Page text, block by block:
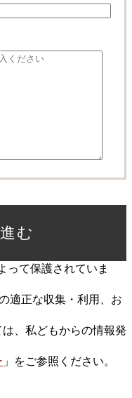
って保護されていま
適正な収集・利用、お
、私どもからの情報発
」をご参照ください。